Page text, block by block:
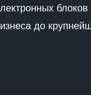
блоков
до